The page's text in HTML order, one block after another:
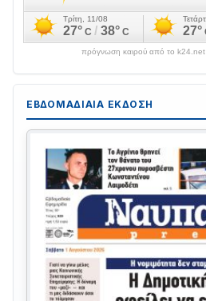
πρόγνωση καιρού από το k24.net